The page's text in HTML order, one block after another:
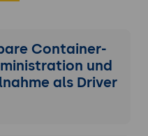
Container-
und
als Driver